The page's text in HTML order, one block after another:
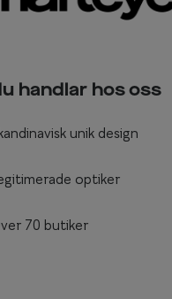
handlar hos oss
unik design
optiker
70 butiker